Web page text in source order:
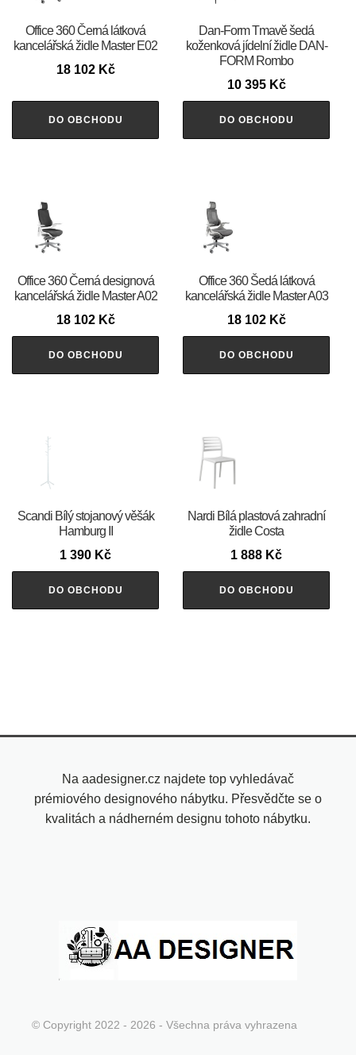
Office 360 Černá látková
kancelářská židle Master E02
18 102 Kč
DO OBCHODU
​​​​​Dan-Form Tmavě šedá
koženková jídelní židle DAN-
FORM Rombo
10 395 Kč
DO OBCHODU
Office 360 Černá designová
kancelářská židle Master A02
18 102 Kč
DO OBCHODU
Office 360 Šedá látková
kancelářská židle Master A03
18 102 Kč
DO OBCHODU
Scandi Bílý stojanový věšák
Hamburg II
1 390 Kč
DO OBCHODU
Nardi Bílá plastová zahradní
židle Costa
1 888 Kč
DO OBCHODU
Na aadesigner.cz najdete top vyhledávač
prémiového designového nábytku. Přesvědčte se o
kvalitách a nádherném designu tohoto nábytku.
© Copyright 2022 - 2026 - Všechna práva vyhrazena